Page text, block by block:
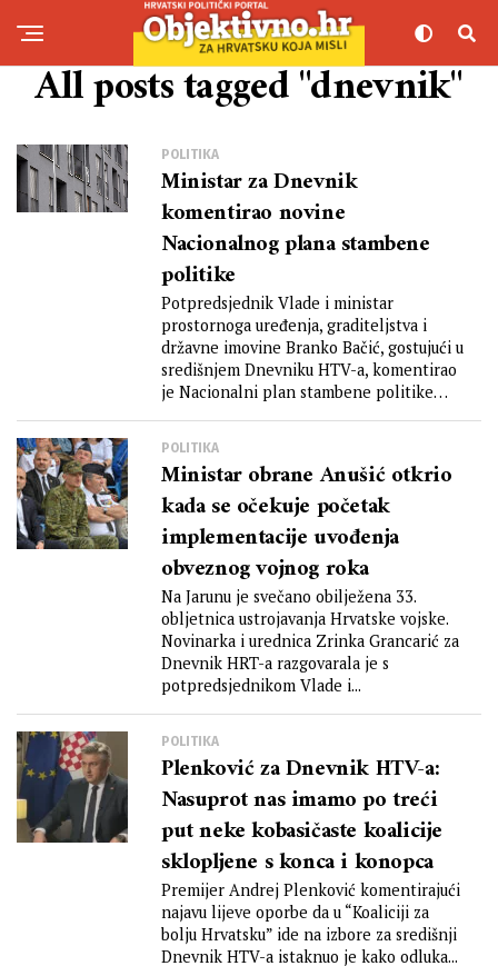
All posts tagged "dnevnik"
POLITIKA
Ministar za Dnevnik
komentirao novine
Nacionalnog plana stambene
politike
Potpredsjednik Vlade i ministar
prostornoga uređenja, graditeljstva i
državne imovine Branko Bačić, gostujući u
središnjem Dnevniku HTV-a, komentirao
je Nacionalni plan stambene politike
POLITIKA
Ministar obrane Anušić otkrio
kada se očekuje početak
implementacije uvođenja
obveznog vojnog roka
Na Jarunu je svečano obilježena 33.
obljetnica ustrojavanja Hrvatske vojske.
Novinarka i urednica Zrinka Grancarić za
Dnevnik HRT-a razgovarala je s
potpredsjednikom Vlade i...
POLITIKA
Plenković za Dnevnik HTV-a:
Nasuprot nas imamo po treći
put neke kobasičaste koalicije
sklopljene s konca i konopca
Premijer Andrej Plenković komentirajući
najavu lijeve oporbe da u “Koaliciji za
bolju Hrvatsku” ide na izbore za središnji
Dnevnik HTV-a istaknuo je kako odluka...